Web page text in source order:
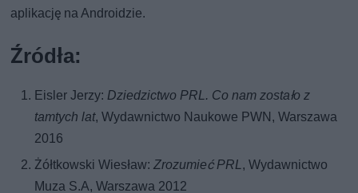
aplikację na Androidzie.
Źródła:
Eisler Jerzy: Dziedzictwo PRL. Co nam zostało z
tamtych lat, Wydawnictwo Naukowe PWN, Warszawa
2016
Żółtkowski Wiesław:Zrozumieć PRL , Wydawnictwo
Muza S.A, Warszawa 2012